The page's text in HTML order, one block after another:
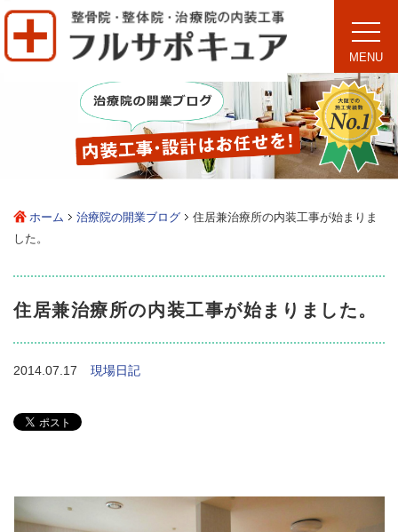
toggle
MENU
ホーム 治療院の開業ブログ
住居兼治療所の内装工事が始まりま
した。
住居兼治療所の内装工事が始まりました。
2014.07.17 現場日記